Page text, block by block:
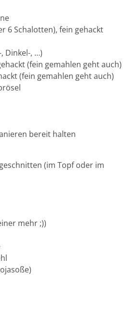
6 Schalotten), fein gehackt
Dinkel-, …)
(fein gemahlen geht auch)
(fein gemahlen geht auch)
bereit halten
(im Topf oder im
mehr ;))